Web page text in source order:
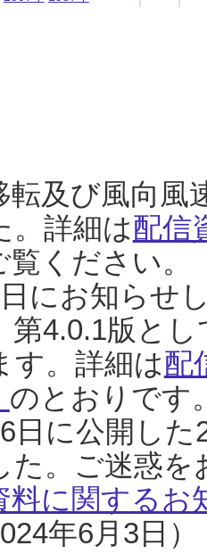
転及び風向風
。詳細は配信
覧ください。
にお知らせ
第4.0.1版と
す。詳細は配
のとおりです
日に公開し
た。ご迷惑
料に関するお
年6月3日）